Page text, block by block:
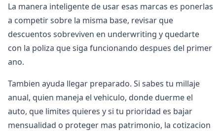
La manera inteligente de usar esas marcas es ponerlas
a competir sobre la misma base, revisar que
descuentos sobreviven en underwriting y quedarte
con la poliza que siga funcionando despues del primer
ano.
Tambien ayuda llegar preparado. Si sabes tu millaje
anual, quien maneja el vehiculo, donde duerme el
auto, que limites quieres y si tu prioridad es bajar
mensualidad o proteger mas patrimonio, la cotizacion